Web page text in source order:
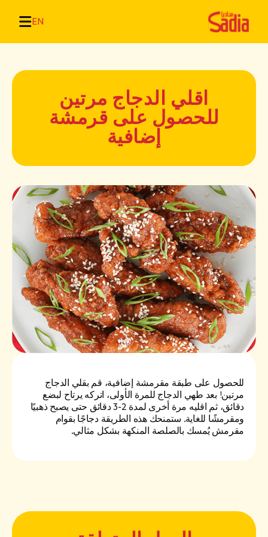
EN
اقلي الدجاج مرتين
للحصول على قرمشة
إضافية
للحصول على طبقة مقرمشة إضافية، قم بقلي الدجاج
مرتين! بعد طهي الدجاج للمرة الأولى، اتركه يرتاح لبضع
دقائق، ثم اقليه مرة أخرى لمدة 2-3 دقائق حتى يصبح ذهبيًا
ومقرمشًا للغاية. ستمنحك هذه الطريقة دجاجًا بقوام
مقرمش يُمسك بالصلصة المنكهة بشكل مثالي.